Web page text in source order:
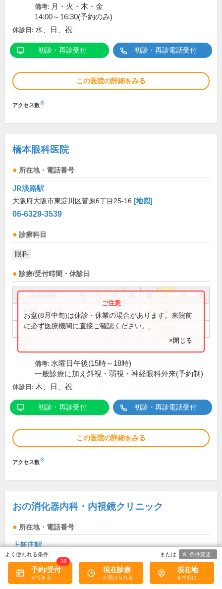
備考: 月・火・木・金
14:00～16:30(予約のみ)
休診日: 水、日、祝
初診・再診受付 初診・再診電話受付
この医院の詳細をみる
アクセス数※
橋本眼科医院
所在地・電話番号
JR淡路駅
大阪府大阪市東淀川区菅原6丁目25-16 [地図]
06-6329-3539
診療科目
眼科
診療/受付時間・休診日
祝
9:00～12:00 ● ● ● ●
15:30～18:30 ● ●
お盆(8月中旬)は休診・休業の場合があります。来院前
に必ず医療機関に直接ご確認ください。
×閉じる
備考: 水曜日午後(15時～18時)
一般診療に加え斜視・弱視・神経眼科外来(予約制)
休診日: 木、日、祝
初診・再診受付 初診・再診電話受付
この医院の詳細をみる
アクセス数※
おの消化器内科・内視鏡クリニック
所在地・電話番号
上新庄駅
大阪府大阪市東淀川区小松2丁目2-4
コマツビル3階B[地図]
06-6755-9400
予約/受付
18
現在診療 現在地
条件変更